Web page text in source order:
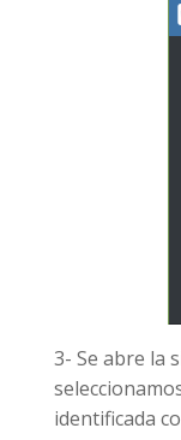
3- Se abre la
identificada